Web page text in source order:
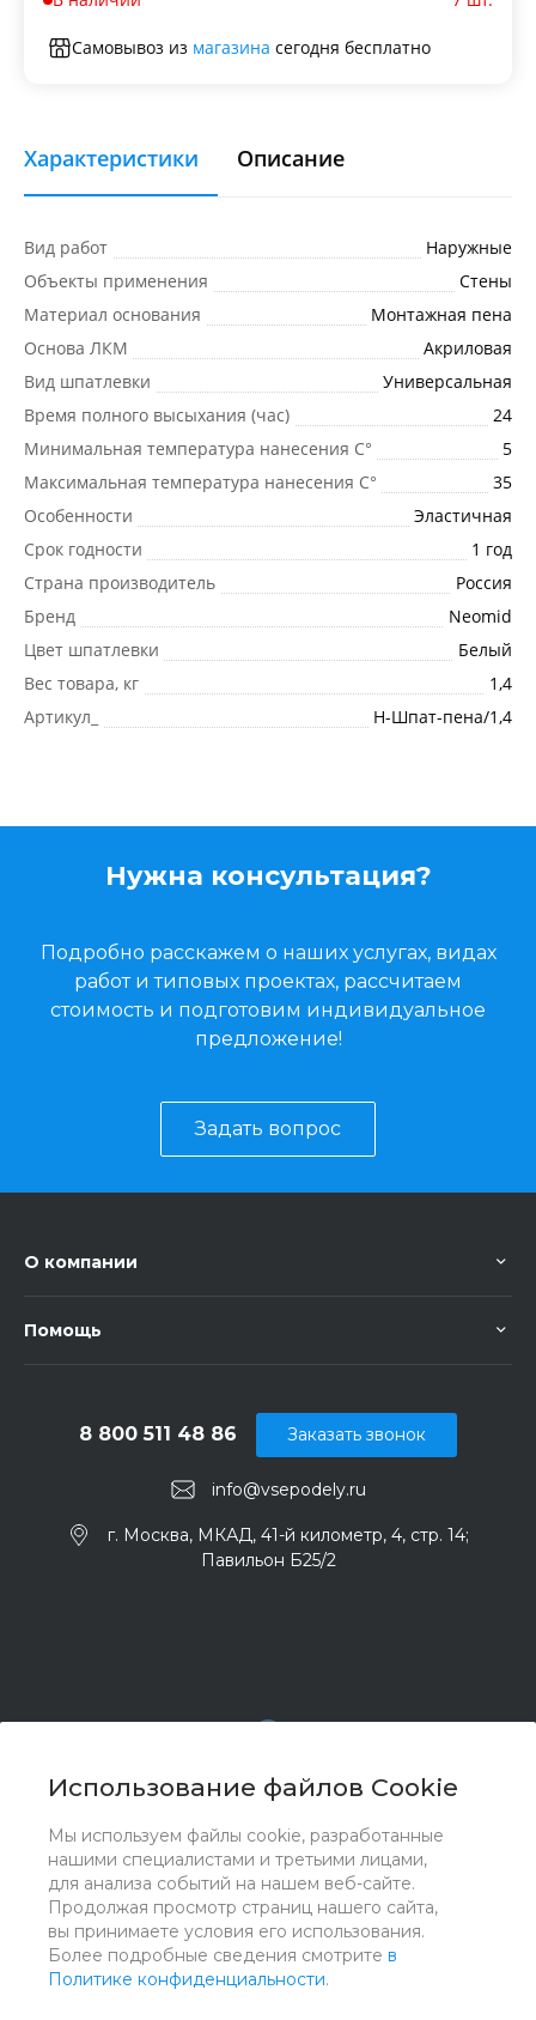
Использование файлов Cookie
Мы используем файлы cookie, разработанные
нашими специалистами и третьими лицами,
для анализа событий на нашем веб-сайте.
Продолжая просмотр страниц нашего сайта,
вы принимаете условия его использования.
Более подробные сведения смотрите в
Политике конфиденциальности.
Самовывоз из магазина сегодня бесплатно
Характеристики Описание
Вид работ
Наружные
Объекты применения
Стены
Материал основания
Монтажная пена
Основа ЛКМ
Акриловая
Вид шпатлевки
Универсальная
Время полного высыхания (час)
24
Минимальная температура нанесения C°
5
Максимальная температура нанесения C°
35
Особенности
Эластичная
Срок годности
1 год
Страна производитель
Россия
Бренд
Neomid
Цвет шпатлевки
Белый
Вес товара, кг
1,4
Артикул_
Н-Шпат-пена/1,4
Нужна консультация?
Подробно расскажем о наших услугах, видах
работ и типовых проектах, рассчитаем
стоимость и подготовим индивидуальное
предложение!
Задать вопрос
О компании
Помощь
info@vsepodely.ru
8 800 511 48 86
г. Москва, МКАД, 41-й километр, 4, стр. 14;
Павильон Б25/2
Заказать звонок
© 2017 - 2026 ООО "Комплектстрой 41", Все права
защищены